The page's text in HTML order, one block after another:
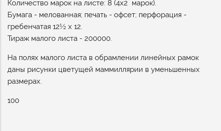
Количество марок на листе: 8 (4х2 марок).
Бумага - мелованная; печать - офсет; перфорация -
гребенчатая 12½ x 12.
Тираж малого листа - 200000.
На полях малого листа в обрамлении линейных рамок
даны рисунки цветущей маммиллярии в уменьшенных
размерах.
100